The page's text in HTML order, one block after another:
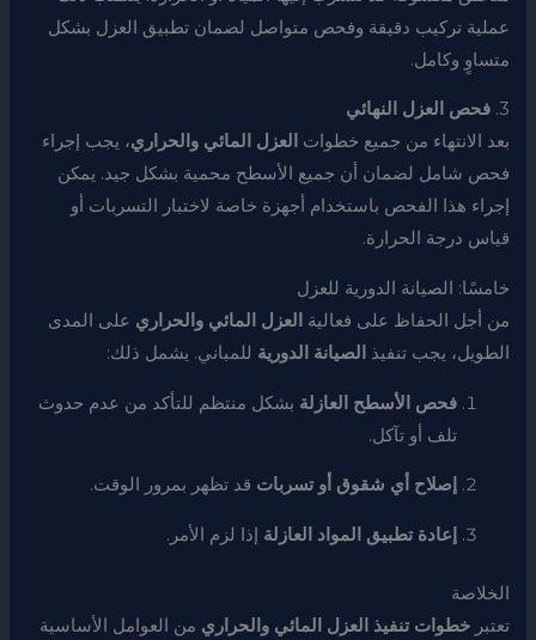
عملية تركيب دقيقة وفحص متواصل لضمان تطبيق العزل بشكل
متساوٍ وكامل.
3. فحص العزل النهائي
بعد الانتهاء من جميع خطوات العزل المائي والحراري، يجب إجراء
فحص شامل لضمان أن جميع الأسطح محمية بشكل جيد. يمكن
إجراء هذا الفحص باستخدام أجهزة خاصة لاختبار التسربات أو
قياس درجة الحرارة.
خامسًا: الصيانة الدورية للعزل
من أجل الحفاظ على فعالية العزل المائي والحراري على المدى
الطويل، يجب تنفيذ الصيانة الدورية للمباني. يشمل ذلك:
فحص الأسطح العازلة بشكل منتظم للتأكد من عدم حدوث
تلف أو تآكل.
إصلاح أي شقوق أو تسربات قد تظهر بمرور الوقت.
إعادة تطبيق المواد العازلة إذا لزم الأمر.
الخلاصة
تعتبرخطوات تنفيذ العزل المائي والحراري من العوامل الأساسية